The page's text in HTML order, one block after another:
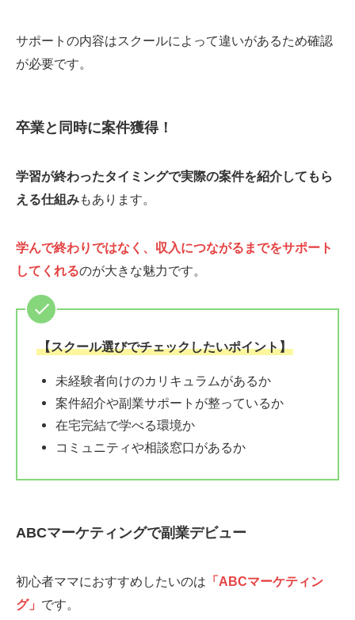
サポートの内容はスクールによって違いがあるため確認
が必要です。
卒業と同時に案件獲得！
学習が終わったタイミングで実際の案件を紹介してもら
える仕組みもあります。
学んで終わりではなく、収入につながるまでをサポート
してくれるのが大きな魅力です。
【スクール選びでチェックしたいポイント】
未経験者向けのカリキュラムがあるか
案件紹介や副業サポートが整っているか
在宅完結で学べる環境か
コミュニティや相談窓口があるか
ABCマーケティングで副業デビュー
初心者ママにおすすめしたいのは 「ABCマーケティン
グ」 です。